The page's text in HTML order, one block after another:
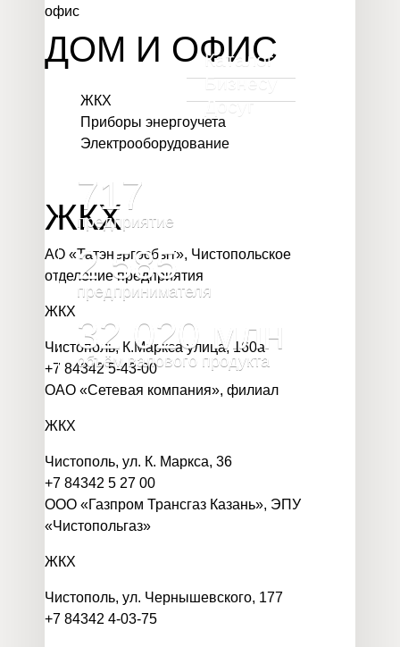
Каталог
Бизнесу
Досуг
717
предприятие
2 585
предпринимателя
32 020млн
объём валового продукта
офис
ДОМ И ОФИС
ЖКХ
Приборы энергоучета
Электрооборудование
ЖКХ
АО «Татэнергосбыт», Чистопольское
отделение предприятия
ЖКХ
Чистополь, К.Маркса улица, 160а
+7 84342 5-43-00
ОАО «Сетевая компания», филиал
ЖКХ
Чистополь, ул. К. Маркса, 36
+7 84342 5 27 00
ООО «Газпром Трансгаз Казань», ЭПУ
«Чистопольгаз»
ЖКХ
Чистополь, ул. Чернышевского, 177
+7 84342 4-03-75